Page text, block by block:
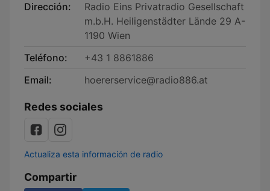
Dirección:
Radio Eins Privatradio Gesellschaft
m.b.H. Heiligenstädter Lände 29 A-
1190 Wien
Teléfono:
+43 1 8861886
Email:
hoererservice@radio886.at
Redes sociales
Actualiza esta información de radio
Compartir